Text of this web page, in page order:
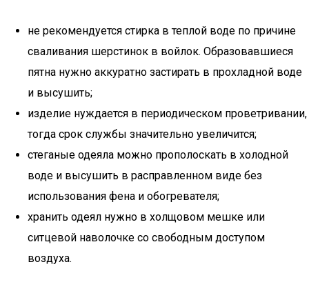
не рекомендуется стирка в теплой воде по причине
сваливания шерстинок в войлок. Образовавшиеся
пятна нужно аккуратно застирать в прохладной воде
и высушить;
изделие нуждается в периодическом проветривании,
тогда срок службы значительно увеличится;
стеганые одеяла можно прополоскать в холодной
воде и высушить в расправленном виде без
использования фена и обогревателя;
хранить одеял нужно в холщовом мешке или
ситцевой наволочке со свободным доступом
воздуха.